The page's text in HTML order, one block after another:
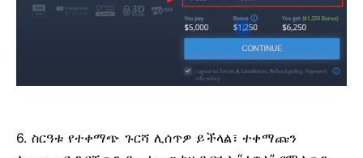
6. ስርዓቱ የተቀማጭ ጉርሻ ሊሰጥዎ ይችላል፣ ተቀማጩን